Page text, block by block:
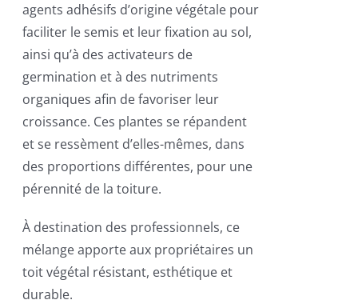
agents adhésifs d’origine végétale pour
faciliter le semis et leur fixation au sol,
ainsi qu’à des activateurs de
germination et à des nutriments
organiques afin de favoriser leur
croissance. Ces plantes se répandent
et se ressèment d’elles-mêmes, dans
des proportions différentes, pour une
pérennité de la toiture.
À destination des professionnels, ce
mélange apporte aux propriétaires un
toit végétal résistant, esthétique et
durable.